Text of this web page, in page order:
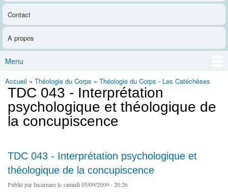
Contact
A propos
Menu
Vous êtes ici
Accueil » Théologie du Corps » Théologie du Corps - Les Catéchèses
TDC 043 - Interprétation
psychologique et théologique de
la concupiscence
TDC 043 - Interprétation psychologique et
théologique de la concupiscence
Publié parIncarnarele samedi 05/09/2009 - 20:26